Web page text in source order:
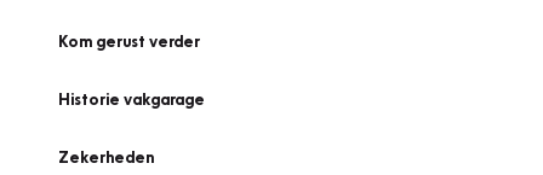
Kom gerust verder
Historie vakgarage
Zekerheden